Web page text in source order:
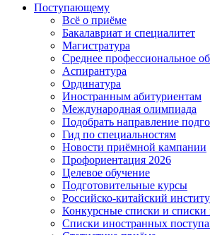
Поступающему
Всё о приёме
Бакалавриат и специалитет
Магистратура
Среднее профессиональное
Аспирантура
Ординатура
Иностранным абитуриентам
Международная олимпиада
Подобрать направление
Гид по специальностям
Новости приёмной кампании
Профориентация 2026
Целевое обучение
Подготовительные курсы
Российско-китайский
Конкурсные списки и
Списки иностранных